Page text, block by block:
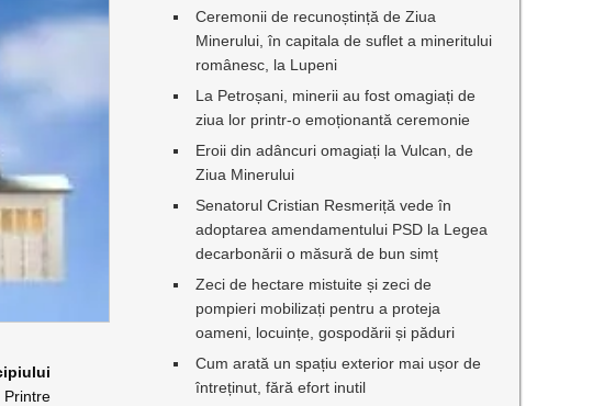
Printre
Ceremonii de recunoștință de Ziua
Minerului, în capitala de suflet a mineritului
românesc, la Lupeni
La Petroșani, minerii au fost omagiați de
ziua lor printr-o emoționantă ceremonie
Eroii din adâncuri omagiați la Vulcan, de
Ziua Minerului
Senatorul Cristian Resmeriță vede în
adoptarea amendamentului PSD la Legea
decarbonării o măsură de bun simț
Zeci de hectare mistuite și zeci de
pompieri mobilizați pentru a proteja
oameni, locuințe, gospodării și păduri
Cum arată un spațiu exterior mai ușor de
întreținut, fără efort inutil